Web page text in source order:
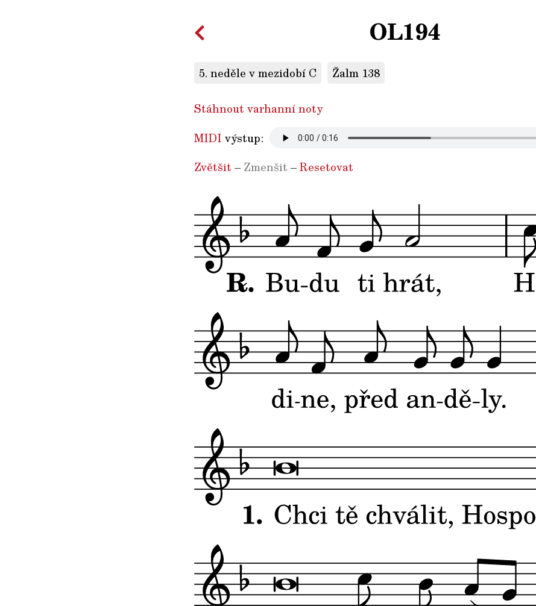
OL194
5. neděle v mezidobí C Žalm 138
Stáhnout varhanní noty
MIDI výstup:
Zvětšit – Zmenšit –Resetovat